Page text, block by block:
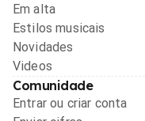
Em alta
Estilos musicais
Novidades
Videos
Comunidade
Entrar ou criar conta